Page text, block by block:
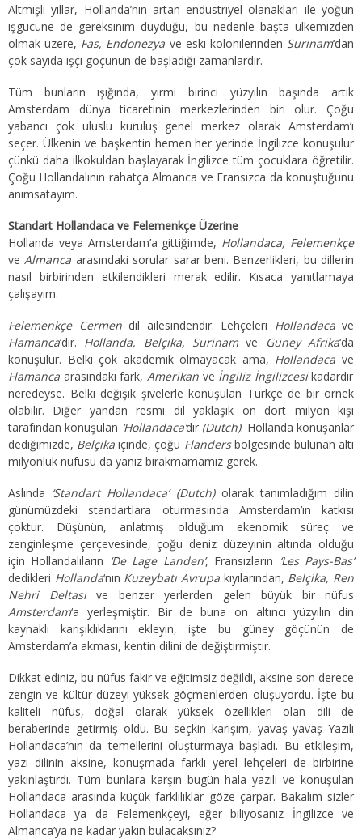
Altmışlı yıllar, Hollanda’nın artan endüstriyel olanakları ile yoğun
işgücüne de gereksinim duyduğu, bu nedenle başta ülkemizden
olmak üzere, Fas, Endonezya ve eski kolonilerinden Surinam‘dan
çok sayıda işçi göçünün de başladığı zamanlardır.
Tüm bunların ışığında, yirmi birinci yüzyılın başında artık
Amsterdam dünya ticaretinin merkezlerinden biri olur. Çoğu
yabancı çok uluslu kuruluş genel merkez olarak Amsterdam’ı
seçer. Ülkenin ve başkentin hemen her yerinde İngilizce konuşulur
çünkü daha ilkokuldan başlayarak İngilizce tüm çocuklara öğretilir.
Çoğu Hollandalının rahatça Almanca ve Fransızca da konuştuğunu
anımsatayım.
Standart Hollandaca ve Felemenkçe Üzerine
Hollanda veya Amsterdam’a gittiğimde, Hollandaca, Felemenkçe
veAlmanca arasındaki sorular sarar beni. Benzerlikleri, bu dillerin
nasıl birbirinden etkilendikleri merak edilir. Kısaca yanıtlamaya
çalışayım.
Felemenkçe Cermendil ailesindendir. Lehçeleri Hollandacave
Flamanca‘dır. Hollanda, Belçika, Surinamve Güney Afrika‘da
konuşulur. Belki çok akademik olmayacak ama, Hollandaca ve
Flamanca arasındaki fark, Amerikanve İngiliz İngilizcesikadardır
neredeyse. Belki değişik şivelerle konuşulan Türkçe de bir örnek
olabilir. Diğer yandan resmi dil yaklaşık on dört milyon kişi
tarafından konuşulan ‘Hollandaca’dır (Dutch). Hollanda konuşanlar
dediğimizde, Belçika içinde, çoğu Flandersbölgesinde bulunan altı
milyonluk nüfusu da yanız bırakmamamız gerek.
Aslında ‘Standart Hollandaca’ (Dutch)olarak tanımladığım dilin
günümüzdeki standartlara oturmasında Amsterdam’ın katkısı
çoktur. Düşünün, anlatmış olduğum ekenomik süreç ve
zenginleşme çerçevesinde, çoğu deniz düzeyinin altında olduğu
için Hollandalıların ‘De Lage Landen’, Fransızların ‘Les Pays-Bas’
dedikleri Hollanda‘nın Kuzeybatı Avrupa kıyılarından, Belçika, Ren
Nehri Deltası ve benzer yerlerden gelen büyük bir nüfus
Amsterdam‘a yerleşmiştir. Bir de buna on altıncı yüzyılın din
kaynaklı karışıklıklarını ekleyin, işte bu güney göçünün de
Amsterdam’a akması, kentin dilini de değiştirmiştir.
Dikkat ediniz, bu nüfus fakir ve eğitimsiz değildi, aksine son derece
zengin ve kültür düzeyi yüksek göçmenlerden oluşuyordu. İşte bu
kaliteli nüfus, doğal olarak yüksek özellikleri olan dili de
beraberinde getirmiş oldu. Bu seçkin karışım, yavaş yavaş Yazılı
Hollandaca’nın da temellerini oluşturmaya başladı. Bu etkileşim,
yazı dilinin aksine, konuşmada farklı yerel lehçeleri de birbirine
yakınlaştırdı. Tüm bunlara karşın bugün hala yazılı ve konuşulan
Hollandaca arasında küçük farklılıklar göze çarpar. Bakalım sizler
Hollandaca ya da Felemenkçeyi, eğer biliyosanız İngilizce ve
Almanca’ya ne kadar yakın bulacaksınız?